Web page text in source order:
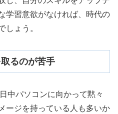
学習意欲がなければ、時代の
しょう。
るのが苦手
中パソコンに向かって黙々
ージを持っている人も多いか